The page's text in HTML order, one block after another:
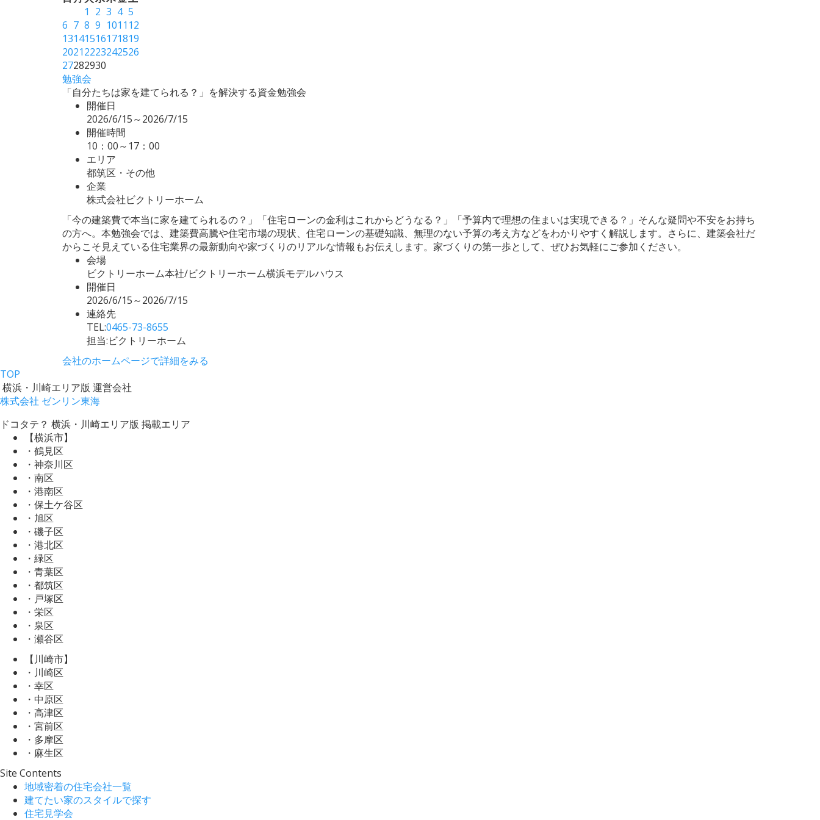
1 2 3 4 5
6 7 8 9 1011 12
13141516171819
20212223242526
27282930
勉強会
「自分たちは家を建てられる？」を解決する資金勉強会
開催日
2026/6/15～2026/7/15
開催時間
10：00～17：00
エリア
都筑区・その他
企業
株式会社ビクトリーホーム
「今の建築費で本当に家を建てられるの？」「住宅ローンの金利はこれからどうなる？」「予算内で理想の住まいは実現できる？」そんな疑問や不安をお持ち
の方へ。本勉強会では、建築費高騰や住宅市場の現状、住宅ローンの基礎知識、無理のない予算の考え方などをわかりやすく解説します。さらに、建築会社だ
からこそ見えている住宅業界の最新動向や家づくりのリアルな情報もお伝えします。家づくりの第一歩として、ぜひお気軽にご参加ください。
会場
ビクトリーホーム本社/ビクトリーホーム横浜モデルハウス
開催日
2026/6/15～2026/7/15
連絡先
TEL:0465-73-8655
担当:ビクトリーホーム
会社のホームページで詳細をみる
TOP
横浜・川崎エリア版 運営会社
株式会社 ゼンリン東海
ドコタテ？ 横浜・川崎エリア版 掲載エリア
【横浜市】
・鶴見区
・神奈川区
・南区
・港南区
・保土ケ谷区
・旭区
・磯子区
・港北区
・緑区
・青葉区
・都筑区
・戸塚区
・栄区
・泉区
・瀬谷区
【川崎市】
・川崎区
・幸区
・中原区
・高津区
・宮前区
・多摩区
・麻生区
Site Contents
地域密着の住宅会社一覧
建てたい家のスタイルで探す
住宅見学会